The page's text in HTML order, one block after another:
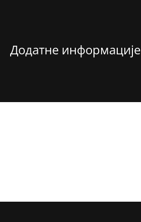
Додатне информације